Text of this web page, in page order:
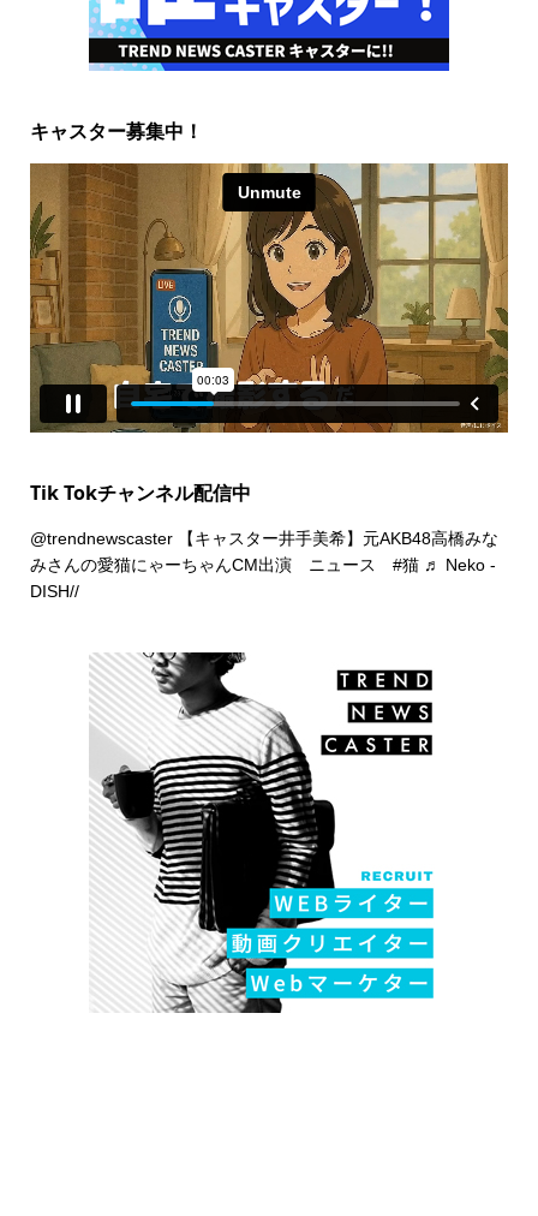
キャスター募集中！
Tik Tokチャンネル配信中
@trendnewscaster【キャスター井手美希】元AKB48高橋みな
みさんの愛猫にゃーちゃんCM出演 ニュース #猫 ♬ Neko -
DISH//